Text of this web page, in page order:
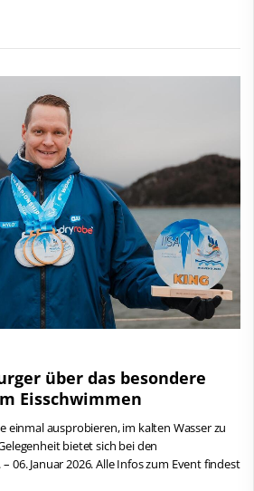
über das besondere
Eisschwimmen
einmal ausprobieren, im kalten Wasser zu
bietet sich bei den
06. Januar 2026. Alle Infos zum Event findest